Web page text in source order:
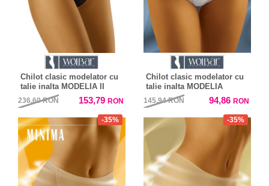
Chilot clasic modelator cu
talie inalta MODELIA II
236,60RON 153,79 RON
Chilot clasic modelator cu
talie inalta MODELIA
145,94RON 94,86 RON
-35% -35%